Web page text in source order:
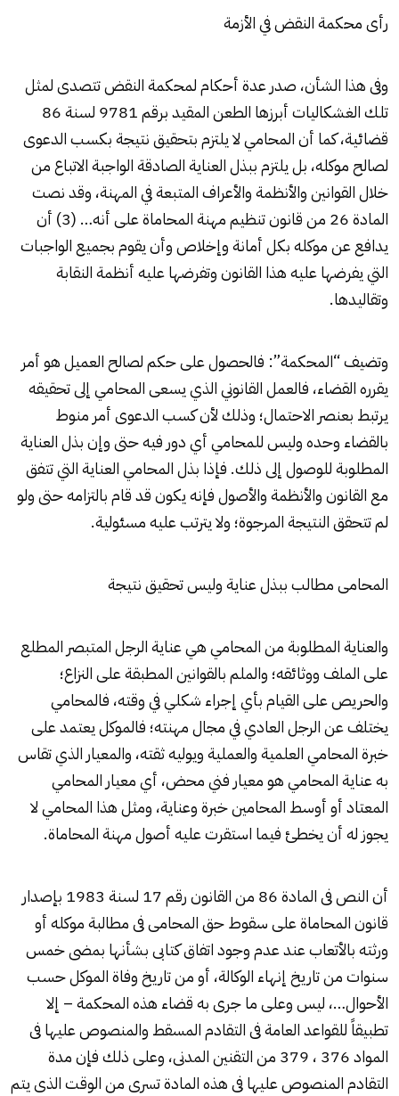
رأى محكمة النقض في الأزمة
وفى هذا الشأن، صدر عدة أحكام لمحكمة النقض تتصدى لمثل
تلك الغشكاليات أبرزها الطعن المقيد برقم 9781 لسنة 86
قضائية، كما أن المحامي لا يلتزم بتحقيق نتيجة بكسب الدعوى
لصالح موكله، بل يلتزم ببذل العناية الصادقة الواجبة الاتباع من
خلال القوانين والأنظمة والأعراف المتبعة في المهنة، وقد نصت
المادة 26 من قانون تنظيم مهنة المحاماة على أنه… (3) أن
يدافع عن موكله بكل أمانة وإخلاص وأن يقوم بجميع الواجبات
التي يفرضها عليه هذا القانون وتفرضها عليه أنظمة النقابة
وتقاليدها.
وتضيف “المحكمة”: فالحصول على حكم لصالح العميل هو أمر
يقرره القضاء، فالعمل القانوني الذي يسعى المحامي إلى تحقيقه
يرتبط بعنصر الاحتمال؛ وذلك لأن كسب الدعوى أمر منوط
بالقضاء وحده وليس للمحامي أي دور فيه حتى وإن بذل العناية
المطلوبة للوصول إلى ذلك. فإذا بذل المحامي العناية التي تتفق
مع القانون والأنظمة والأصول فإنه يكون قد قام بالتزامه حتى ولو
لم تتحقق النتيجة المرجوة؛ ولا يترتب عليه مسئولية.
المحامى مطالب ببذل عناية وليس تحقيق نتيجة
والعناية المطلوبة من المحامي هي عناية الرجل المتبصر المطلع
على الملف ووثائقه؛ والملم بالقوانين المطبقة على النزاع؛
والحريص على القيام بأي إجراء شكلي في وقته، فالمحامي
يختلف عن الرجل العادي في مجال مهنته؛ فالموكل يعتمد على
خبرة المحامي العلمية والعملية ويوليه ثقته، والمعيار الذي تقاس
به عناية المحامي هو معيار فني محض، أي معيار المحامي
المعتاد أو أوسط المحامين خبرة وعناية، ومثل هذا المحامي لا
يجوز له أن يخطئ فيما استقرت عليه أصول مهنة المحاماة.
أن النص فى المادة 86 من القانون رقم 17 لسنة 1983 بإصدار
قانون المحاماة على سقوط حق المحامى فى مطالبة موكله أو
ورثته بالأتعاب عند عدم وجود اتفاق كتابى بشأنها بمضى خمس
سنوات من تاريخ إنهاء الوكالة، أو من تاريخ وفاة الموكل حسب
الأحوال…، ليس وعلى ما جرى به قضاء هذه المحكمة – إلا
تطبيقاً للقواعد العامة فى التقادم المسقط والمنصوص عليها فى
المواد 376 ، 379 من التقنين المدنى، وعلى ذلك فإن مدة
التقادم المنصوص عليها فى هذه المادة تسرى من الوقت الذى يتم